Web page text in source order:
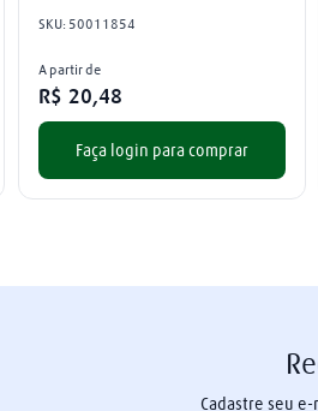
SKU: 50011854
A partir de
R$ 20,48
Faça login para comprar
Cadastre seu